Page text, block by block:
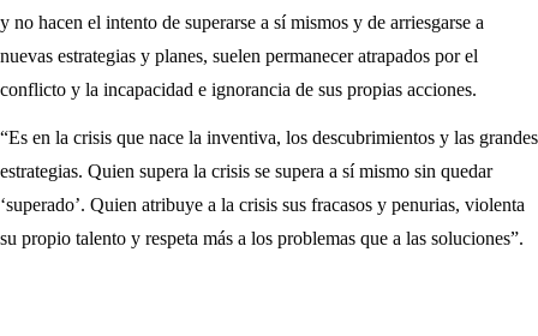
y no hacen el intento de superarse a sí mismos y de arriesgarse a
nuevas estrategias y planes, suelen permanecer atrapados por el
conflicto y la incapacidad e ignorancia de sus propias acciones.
“Es en la crisis que nace la inventiva, los descubrimientos y las grandes
estrategias. Quien supera la crisis se supera a sí mismo sin quedar
‘superado’. Quien atribuye a la crisis sus fracasos y penurias, violenta
su propio talento y respeta más a los problemas que a las soluciones”.